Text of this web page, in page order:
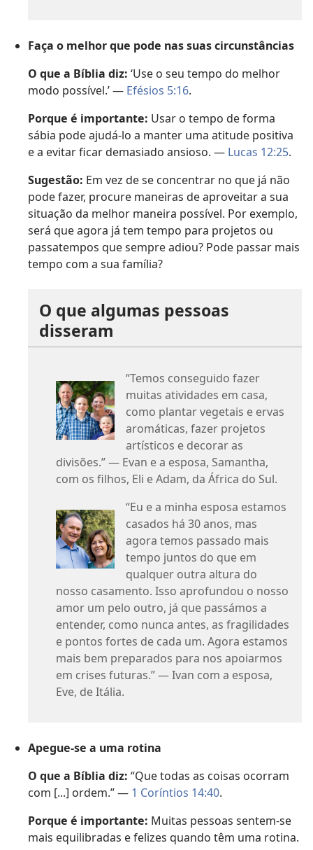
Faça o melhor que pode nas suas circunstâncias
O que a Bíblia diz: ‘Use o seu tempo do melhor
modo possível.’ — Efésios 5:16.
Porque é importante: Usar o tempo de forma
sábia pode ajudá-lo a manter uma atitude positiva
e a evitar ficar demasiado ansioso. — Lucas 12:25.
Sugestão: Em vez de se concentrar no que já não
pode fazer, procure maneiras de aproveitar a sua
situação da melhor maneira possível. Por exemplo,
será que agora já tem tempo para projetos ou
passatempos que sempre adiou? Pode passar mais
tempo com a sua família?
O que algumas pessoas
disseram
“Temos conseguido fazer
muitas atividades em casa,
como plantar vegetais e ervas
aromáticas, fazer projetos
artísticos e decorar as
divisões.” — Evan e a esposa, Samantha,
com os filhos, Eli e Adam, da África do Sul.
“Eu e a minha esposa estamos
casados há 30 anos, mas
agora temos passado mais
tempo juntos do que em
qualquer outra altura do
nosso casamento. Isso aprofundou o nosso
amor um pelo outro, já que passámos a
entender, como nunca antes, as fragilidades
e pontos fortes de cada um. Agora estamos
mais bem preparados para nos apoiarmos
em crises futuras.” — Ivan com a esposa,
Eve, de Itália.
Apegue-se a uma rotina
O que a Bíblia diz: “Que todas as coisas ocorram
com [...] ordem.” — 1 Coríntios 14:40.
Porque é importante: Muitas pessoas sentem-se
mais equilibradas e felizes quando têm uma rotina.